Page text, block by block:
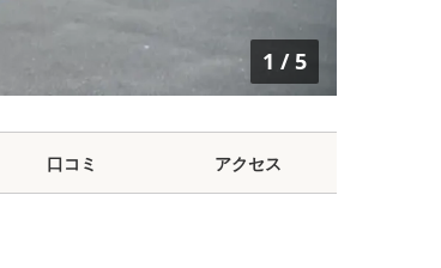
1 /5
口コミ アクセス